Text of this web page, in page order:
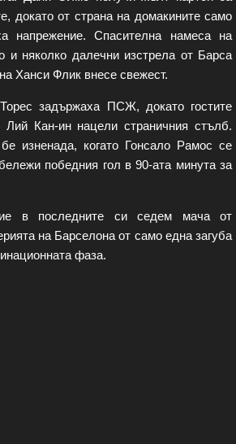
докато от страна на домакините само
напрежение. Спасителна намеса на
няколко далечни изстрела от Барса
Ханси Флик внесе свежест.
задържаха ПСЖ, докато гостите
Кан-ин нацели страничния стълб.
изненада, когато Гонсало Рамос се
победния гол в 90-ата минута за
в последните си седем мача от
на Барселона от само една загуба
фаза.